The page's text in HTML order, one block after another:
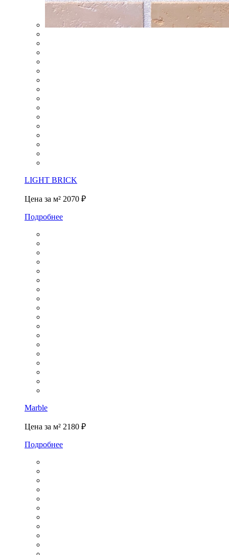
LIGHT BRICK
Цена за м² 2070 ₽
Подробнее
Marble
Цена за м² 2180 ₽
Подробнее